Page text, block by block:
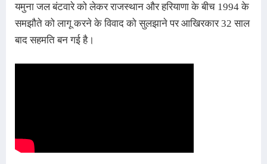
यमुना जल बंटवारे को लेकर राजस्थान और हरियाणा के बीच 1994 के
समझौते को लागू करने के विवाद को सुलझाने पर आखिरकार 32 साल
बाद सहमति बन गई है।